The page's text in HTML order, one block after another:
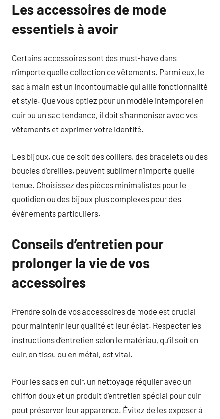
Les accessoires de mode
essentiels à avoir
Certains accessoires sont des must-have dans
n’importe quelle collection de vêtements. Parmi eux, le
sac à main est un incontournable qui allie fonctionnalité
et style. Que vous optiez pour un modèle intemporel en
cuir ou un sac tendance, il doit s’harmoniser avec vos
vêtements et exprimer votre identité.
Les bijoux, que ce soit des colliers, des bracelets ou des
boucles d’oreilles, peuvent sublimer n’importe quelle
tenue. Choisissez des pièces minimalistes pour le
quotidien ou des bijoux plus complexes pour des
événements particuliers.
Conseils d’entretien pour
prolonger la vie de vos
accessoires
Prendre soin de vos accessoires de mode est crucial
pour maintenir leur qualité et leur éclat. Respecter les
instructions d’entretien selon le matériau, qu’il soit en
cuir, en tissu ou en métal, est vital.
Pour les sacs en cuir, un nettoyage régulier avec un
chiffon doux et un produit d’entretien spécial pour cuir
peut préserver leur apparence. Évitez de les exposer à